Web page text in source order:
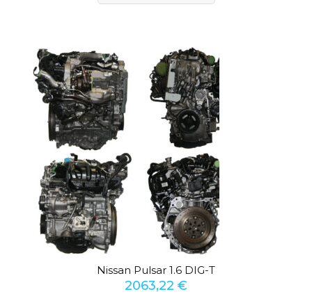
Nissan Pulsar 1.6 DIG-T
2063,22 €